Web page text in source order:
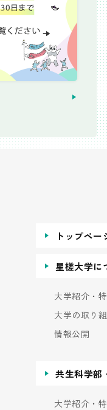
トップペー
星槎大学に
大学紹介・
大学の取り
情報公開
共生科学部
大学紹介・